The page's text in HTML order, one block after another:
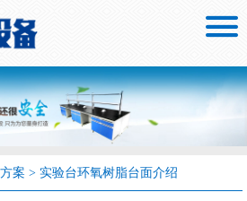

案 > 实验台环氧树脂台面介绍